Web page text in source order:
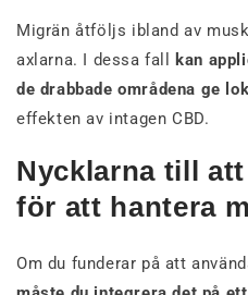
Migrän åtföljs ibland av
axlarna. I dessa fall
kan
de drabbade områdena ge
effekten av intagen CBD.
Nycklarna till
för att hantera
Om du funderar på att